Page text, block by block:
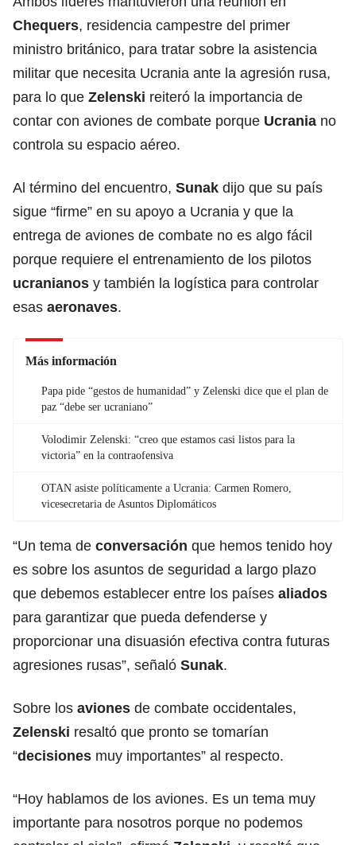
Chequers, residencia campestre del primer
ministro británico, para tratar sobre la asistencia
militar que necesita Ucrania ante la agresión rusa,
para lo que Zelenski reiteró la importancia de
contar con aviones de combate porque Ucrania no
controla su espacio aéreo.
Al término del encuentro, Sunak dijo que su país
sigue “firme” en su apoyo a Ucrania y que la
entrega de aviones de combate no es algo fácil
porque requiere el entrenamiento de los pilotos
ucranianos y también la logística para controlar
esas aeronaves.
Más información
Papa pide “gestos de humanidad” y Zelenski dice que el plan de
paz “debe ser ucraniano”
Volodimir Zelenski: “creo que estamos casi listos para la
victoria” en la contraofensiva
OTAN asiste políticamente a Ucrania: Carmen Romero,
vicesecretaria de Asuntos Diplomáticos
“Un tema de conversación que hemos tenido hoy
es sobre los asuntos de seguridad a largo plazo
que debemos establecer entre los países aliados
para garantizar que pueda defenderse y
proporcionar una disuasión efectiva contra futuras
agresiones rusas”, señaló Sunak.
Sobre los aviones de combate occidentales,
Zelenski resaltó que pronto se tomarían
“decisiones muy importantes” al respecto.
“Hoy hablamos de los aviones. Es un tema muy
importante para nosotros porque no podemos